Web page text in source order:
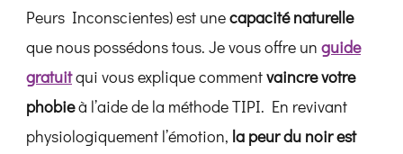
Peurs Inconscientes) est unecapacité naturelle
que nous possédons tous. Je vous offre un guide
gratuitqui vous explique commentvaincre votre
phobieà l’aide de la méthode TIPI. En revivant
physiologiquement l’émotion, la peur du noir est